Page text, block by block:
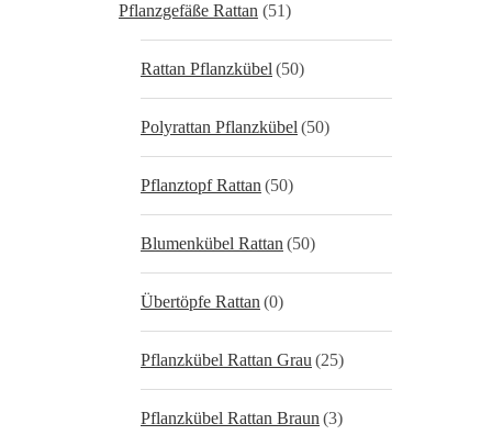
Pflanzgefäße Rattan (51)
Rattan Pflanzkübel (50)
Polyrattan Pflanzkübel (50)
Pflanztopf Rattan (50)
Blumenkübel Rattan (50)
Übertöpfe Rattan (0)
Pflanzkübel Rattan Grau (25)
Pflanzkübel Rattan Braun (3)